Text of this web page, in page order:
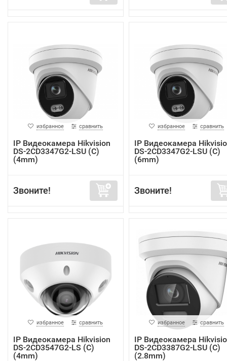
избранное сравнить
IP Видеокамера Hikvision
DS-2CD3347G2-LSU (C)
(4mm)
Звоните!
избранное сравнить
IP Видеокамера
DS-2CD3347G2-LSU (C)
(6mm)
Звоните!
избранное сравнить
IP Видеокамера Hikvision
DS-2CD3547G2-LS (C)
(4mm)
избранное сравнить
IP Видеокамера
DS-2CD3387G2-LSU (C)
(2.8mm)